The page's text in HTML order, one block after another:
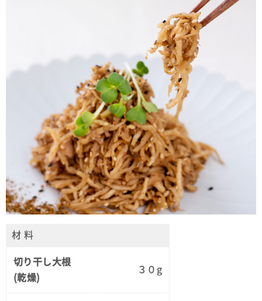
材 料
切り干し大根
(乾燥)
３０g